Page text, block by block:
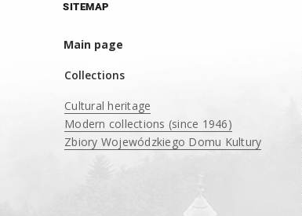
SITEMAP
Main page
Collections
Cultural heritage
Modern collections (since 1946)
Zbiory Wojewódzkiego Domu Kultury